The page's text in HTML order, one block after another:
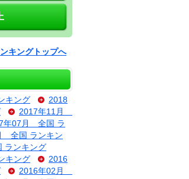
キングトップへ
キング
2018
2017年11月
年07月 全国 ラ
全国 ランキン
ンキング
キング
2016
2016年02月